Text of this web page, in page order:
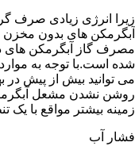
زیرا انرژی زیادی صرف
آبگرمکن های بدون مخزن
مصرف گاز آبگرمکن
شده است.با توجه به
می توانید بیش از پیش در
روشن نشدن مشعل
زمینه بیشتر مواقع با
فشار آب